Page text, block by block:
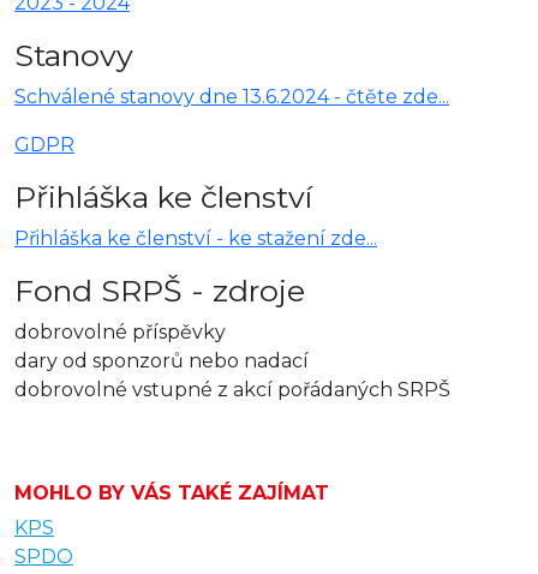
Stanovy
Schválené stanovy dne 13.6.2024 - čtěte zde...
GDPR
Přihláška ke členství
Přihláška ke členství - ke stažení zde...
Fond SRPŠ - zdroje
dobrovolné příspěvky
dary od sponzorů nebo nadací
dobrovolné vstupné z akcí pořádaných SRPŠ
MOHLO BY VÁS TAKÉ ZAJÍMAT
KPS
SPDO